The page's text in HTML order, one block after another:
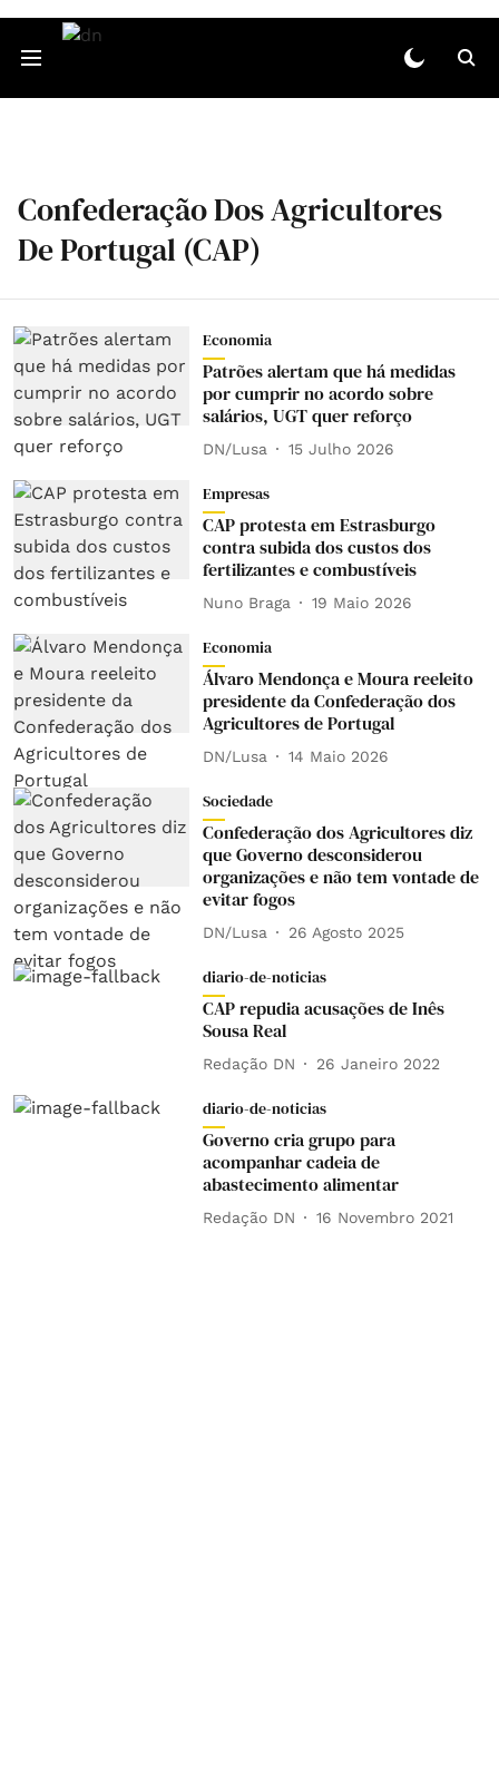
Confederação Dos Agricultores
De Portugal (CAP)
Economia
Patrões alertam que há medidas
por cumprir no acordo sobre
salários, UGT quer reforço
DN/Lusa 15 Julho 2026
Empresas
CAP protesta em Estrasburgo
contra subida dos custos dos
fertilizantes e combustíveis
Nuno Braga 19 Maio 2026
Economia
Álvaro Mendonça e Moura reeleito
presidente da Confederação dos
Agricultores de Portugal
DN/Lusa 14 Maio 2026
Sociedade
Confederação dos Agricultores diz
que Governo desconsiderou
organizações e não tem vontade de
evitar fogos
DN/Lusa 26 Agosto 2025
diario-de-noticias
CAP repudia acusações de Inês
Sousa Real
Redação DN 26 Janeiro 2022
diario-de-noticias
Governo cria grupo para
acompanhar cadeia de
abastecimento alimentar
Redação DN 16 Novembro 2021